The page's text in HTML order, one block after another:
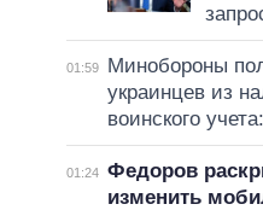
01:59
Минобороны
украинцев из
воинского
01:24 Федоров
изменить